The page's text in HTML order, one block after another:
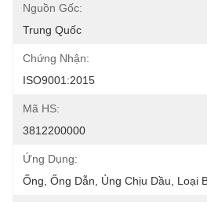
Nguồn Gốc:
Trung Quốc
Chứng Nhận:
ISO9001:2015
Mã HS:
3812200000
Ứng Dụng:
Ống, Ống Dẫn, Ủng Chịu Dầu, Loại